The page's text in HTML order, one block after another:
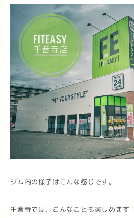
ジム内の様子はこんな感じです。
千音寺では、こんなことも楽しめます！